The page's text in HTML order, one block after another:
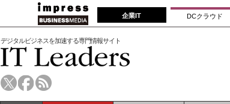
企業IT DCクラウド
デジタルビジネスを加速する専門情報サイト